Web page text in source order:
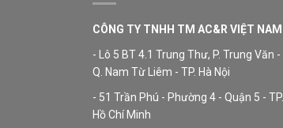
CÔNG TY TNHH TM AC&R VIỆT NAM
- Lô 5 BT 4.1 Trung Thư, P. Trung Văn -
Q. Nam Từ Liêm - TP. Hà Nội
- 51 Trần Phú - Phường 4 - Quận 5 - TP.
Hồ Chí Minh